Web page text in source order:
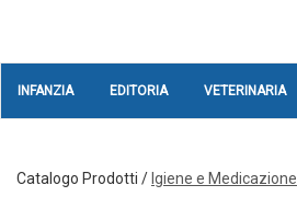
INFANZIA EDITORIA VETERINARIA
Catalogo Prodotti / Igiene e Medicazione